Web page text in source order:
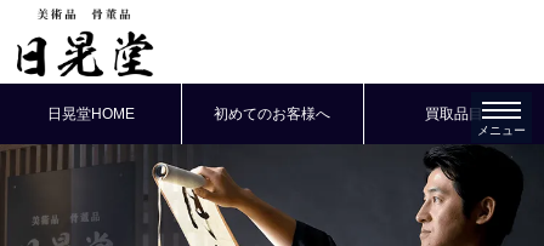
日晃堂HOME 初めてのお客様へ 買取品目